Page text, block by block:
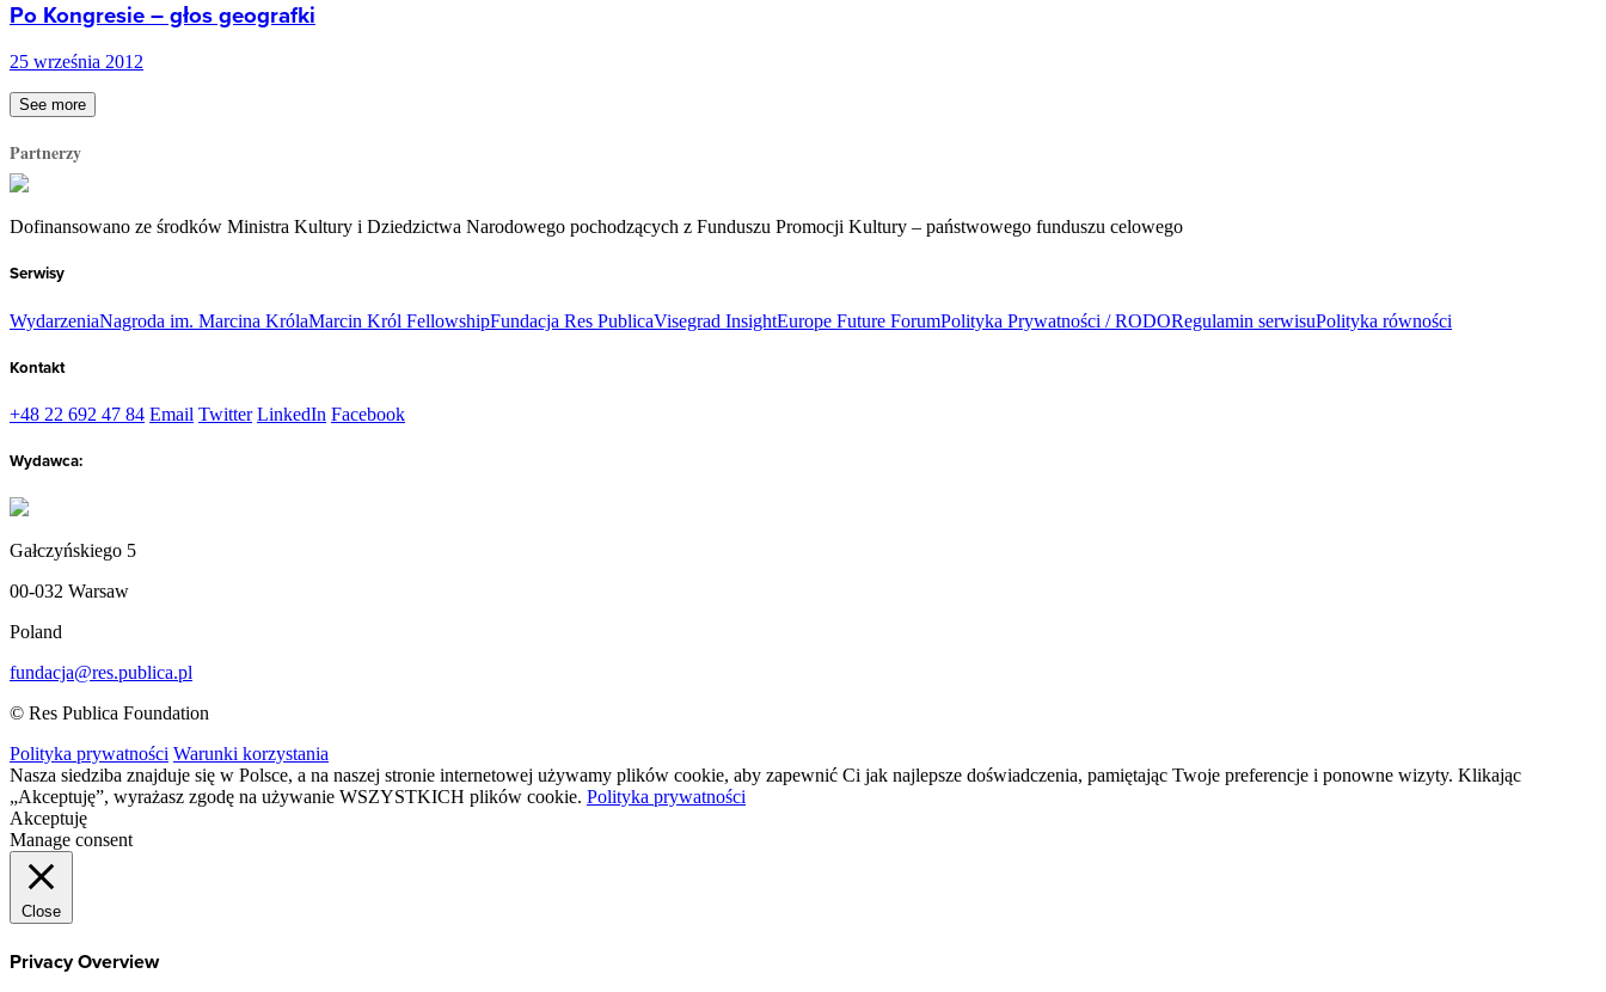
Po Kongresie – głos geografki
25 września 2012
See more
Partnerzy
Dofinansowano ze środków Ministra Kultury i Dziedzictwa Narodowego pochodzących z Funduszu Promocji Kultury – państwowego funduszu celowego
Serwisy
WydarzeniaNagroda im. Marcina KrólaMarcin Król FellowshipFundacja Res PublicaVisegrad InsightEurope Future ForumPolityka Prywatności / RODORegulamin serwisuPolityka równości
Kontakt
+48 22 692 47 84 Email Twitter LinkedIn Facebook
Wydawca:
Gałczyńskiego 5
00-032 Warsaw
Poland
fundacja@res.publica.pl
© Res Publica Foundation
Polityka prywatności Warunki korzystania
Nasza siedziba znajduje się w Polsce, a na naszej stronie internetowej używamy plików cookie, aby zapewnić Ci jak najlepsze doświadczenia, pamiętając Twoje preferencje i ponowne wizyty. Klikając
„Akceptuję”, wyrażasz zgodę na używanie WSZYSTKICH plików cookie. Polityka prywatności
Akceptuję
Manage consent
Close
Privacy Overview